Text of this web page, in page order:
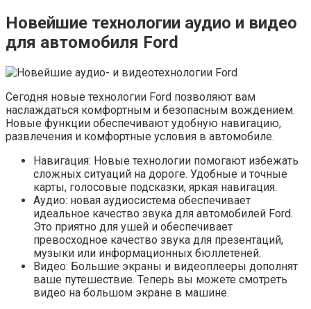
Новейшие технологии аудио и видео
для автомобиля Ford
Сегодня новые технологии Ford позволяют вам
наслаждаться комфортным и безопасным вождением.
Новые функции обеспечивают удобную навигацию,
развлечения и комфортные условия в автомобиле.
Навигация: Новые технологии помогают избежать
сложных ситуаций на дороге. Удобные и точные
карты, голосовые подсказки, яркая навигация.
Аудио: новая аудиосистема обеспечивает
идеальное качество звука для автомобилей Ford.
Это приятно для ушей и обеспечивает
превосходное качество звука для презентаций,
музыки или информационных бюллетеней.
Видео: Большие экраны и видеоплееры дополнят
ваше путешествие. Теперь вы можете смотреть
видео на большом экране в машине.